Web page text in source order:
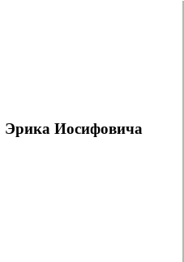
Эрика Иосифовича